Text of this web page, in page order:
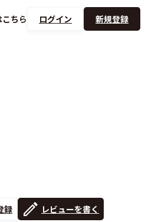
こちら ログイン 新規登録
録 レビューを書く